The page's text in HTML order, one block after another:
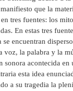
que la
tres fuentes: los
En estas tres
se encuentran
voz, la palabra y la
sonora acontecida en
esta idea
a su tragedia la